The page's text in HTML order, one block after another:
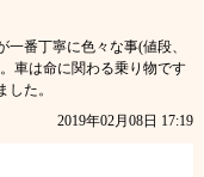
番丁寧に色々な事(値段、
車は命に関わる乗り物です
た。
2019年02月08日 17:19